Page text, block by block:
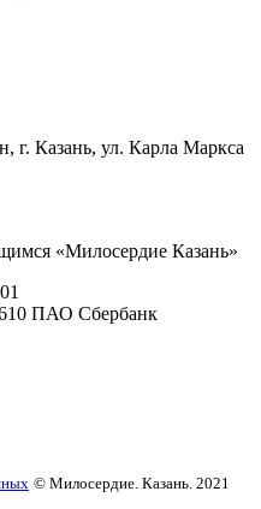
г. Казань, ул. Карла Маркса
«Милосердие Казань»
ПАО Сбербанк
© Милосердие. Казань. 2021